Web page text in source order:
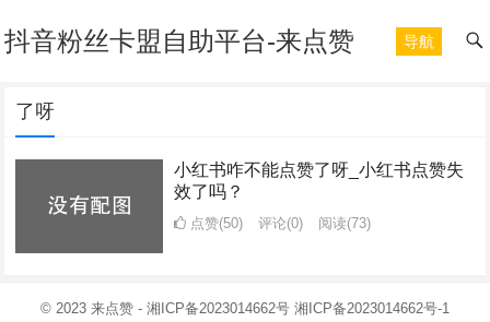
抖音粉丝卡盟自助平台-来点赞 导航
了呀
小红书咋不能点赞了呀_小红书点赞失
效了吗？
点赞(50) 评论(0) 阅读(73)
© 2023 来点赞 - 湘ICP备2023014662号 湘ICP备2023014662号-1